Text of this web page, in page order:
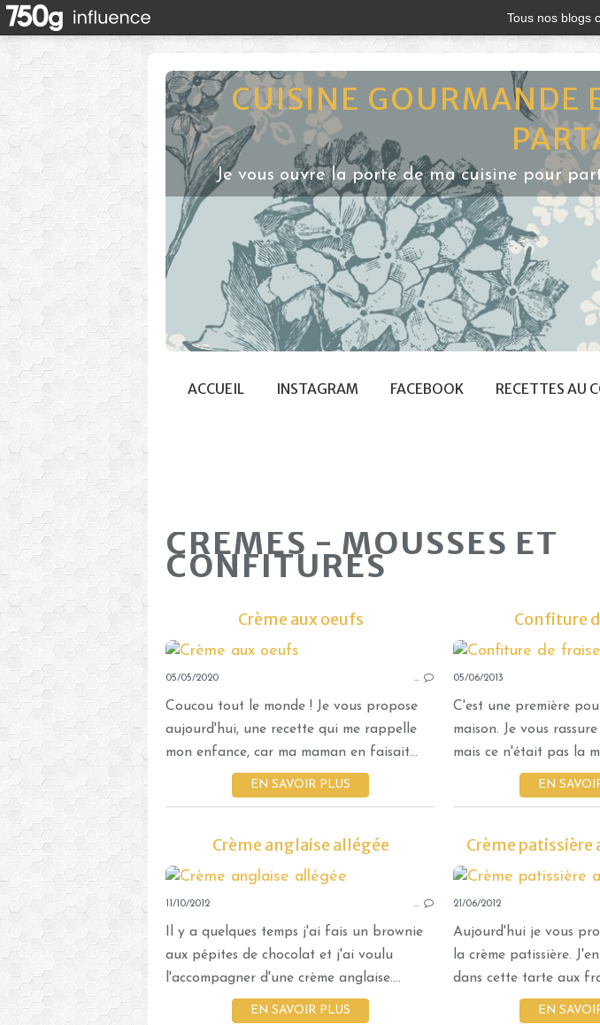
Tous nos blogs
CUISINE GOURMANDE
Je vous ouvre la porte de ma cuisine pour
ACCUEIL INSTAGRAM FACEBOOK RECETTES AU
CREMES - MOUSSES ET
CONFITURES
Crème aux oeufs
05/05/2020 …
Coucou tout le monde ! Je vous propose
aujourd'hui, une recette qui me rappelle
mon enfance, car ma maman en faisait...
EN SAVOIR PLUS
Confiture
05/06/2013
C'est une première
maison. Je vous
mais ce n'était pas la
EN
Crème anglaise allégée
11/10/2012 …
Il y a quelques temps j'ai fais un brownie
aux pépites de chocolat et j'ai voulu
l'accompagner d'une crème anglaise....
EN SAVOIR PLUS
Crème patissière
21/06/2012
Aujourd'hui je vous
la crème patissière.
dans cette tarte aux
EN